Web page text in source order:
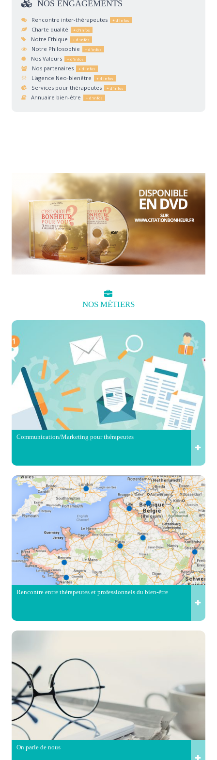
NOS ENGAGEMENTS
Rencontre inter-thérapeutes
Charte qualité
Notre Ethique
Notre Philosophie
Nos Valeurs
Nos partenaires
L'agence Neo-bienêtre
Services pour thérapeutes
Annuaire bien-être
NOS MÉTIERS
Communication/Marketing pour thérapeutes
Rencontre entre thérapeutes et professionnels du bien-être
On parle de nous